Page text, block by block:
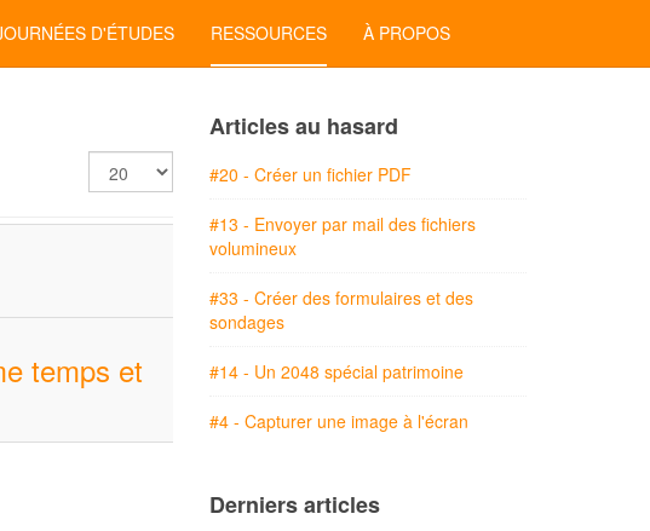
D'ÉTUDES RESSOURCES À PROPOS
Afficher
#
temps et
Articles au hasard
#20 - Créer un fichier PDF
#13 - Envoyer par mail des fichiers
volumineux
#33 - Créer des formulaires et des
sondages
#14 - Un 2048 spécial patrimoine
#4 - Capturer une image à l'écran
Derniers articles